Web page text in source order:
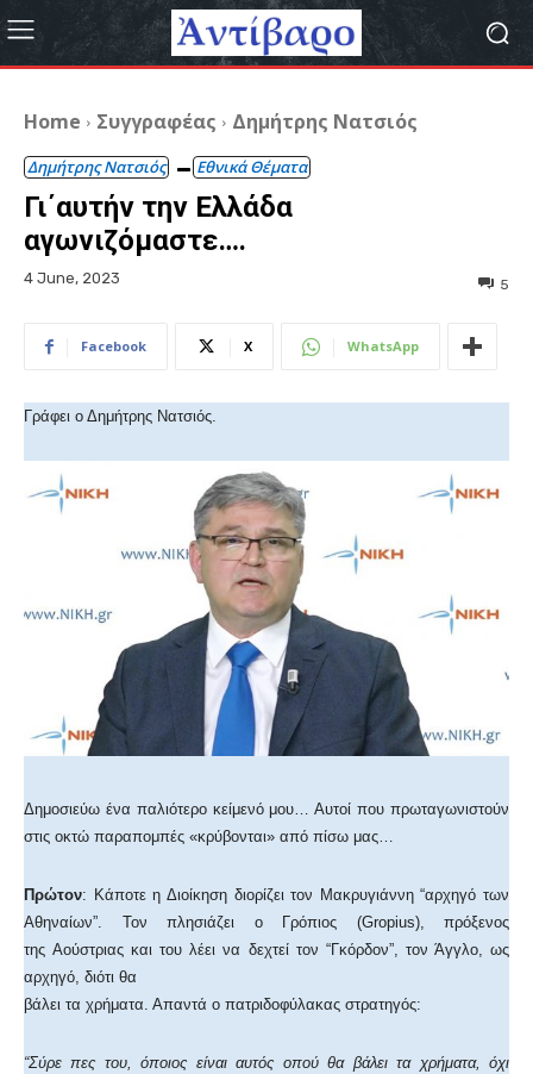
Home Συγγραφέας Δημήτρης Νατσιός
Δημήτρης Νατσιός Εθνικά Θέματα
Γι΄αυτήν την Ελλάδα
αγωνιζόμαστε….
4 June, 2023 5
Facebook X WhatsApp
Γράφει ο Δημήτρης Νατσιός.
Δημοσιεύω ένα παλιότερο κείμενό μου… Αυτοί που πρωταγωνιστούν
στις οκτώ παραπομπές «κρύβονται» από πίσω μας…
Πρώτον: Κάποτε η Διοίκηση διορίζει τον Μακρυγιάννη “αρχηγό των
Αθηναίων”. Τον πλησιάζει ο Γρόπιος (Gropius), πρόξενος
της Αούστριας και του λέει να δεχτεί τον “Γκόρδον”, τον Άγγλο, ως
αρχηγό, διότι θα
βάλει τα χρήματα. Απαντά ο πατριδοφύλακας στρατηγός:
“Σύρε πες του, όποιος είναι αυτός οπού θα βάλει τα χρήματα, όχι